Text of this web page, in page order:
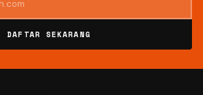
DAFTAR SEKARANG